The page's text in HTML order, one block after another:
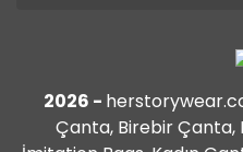
2026 -
Çanta, Birebir Çanta,